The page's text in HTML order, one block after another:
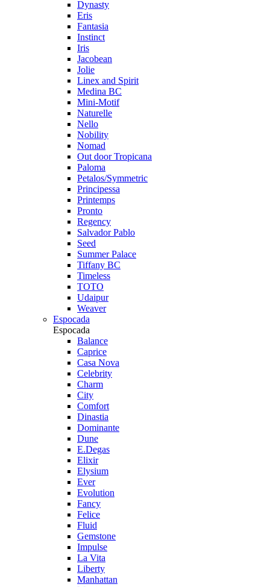
Dynasty
Eris
Fantasia
Instinct
Iris
Jacobean
Jolie
Linex and Spirit
Medina BC
Mini-Motif
Naturelle
Nello
Nobility
Nomad
Out door Tropicana
Paloma
Petalos/Symmetric
Principessa
Printemps
Pronto
Regency
Salvador Pablo
Seed
Summer Palace
Tiffany BC
Timeless
TOTO
Udaipur
Weaver
Espocada
Espocada
Balance
Caprice
Casa Nova
Celebrity
Charm
City
Comfort
Dinastia
Dominante
Dune
E.Degas
Elixir
Elysium
Ever
Evolution
Fancy
Felice
Fluid
Gemstone
Impulse
La Vita
Liberty
Manhattan